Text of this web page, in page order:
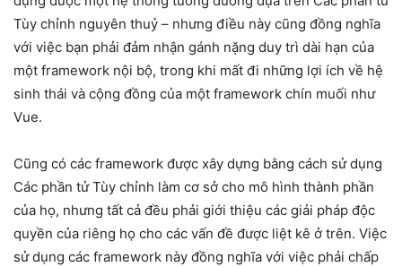
Tùy chỉnh nguyên thuỷ – nhưng điều này cũng đồng nghĩa
với việc bạn phải đảm nhận gánh nặng duy trì dài hạn của
một framework nội bộ, trong khi mất đi những lợi ích về hệ
sinh thái và cộng đồng của một framework chín muối như
Vue.
Cũng có các framework được xây dựng bằng cách sử dụng
Các phần tử Tùy chỉnh làm cơ sở cho mô hình thành phần
của họ, nhưng tất cả đều phải giới thiệu các giải pháp độc
quyền của riêng họ cho các vấn đề được liệt kê ở trên. Việc
sử dụng các framework này đồng nghĩa với việc phải chấp